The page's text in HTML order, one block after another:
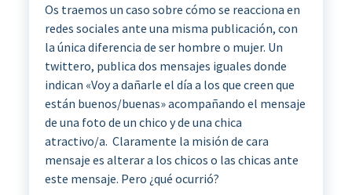
Os traemos un caso sobre cómo se reacciona en
redes sociales ante una misma publicación, con
la única diferencia de ser hombre o mujer. Un
twittero, publica dos mensajes iguales donde
indican «Voy a dañarle el día a los que creen que
están buenos/buenas» acompañando el mensaje
de una foto de un chico y de una chica
atractivo/a. Claramente la misión de cara
mensaje es alterar a los chicos o las chicas ante
este mensaje. Pero ¿qué ocurrió?